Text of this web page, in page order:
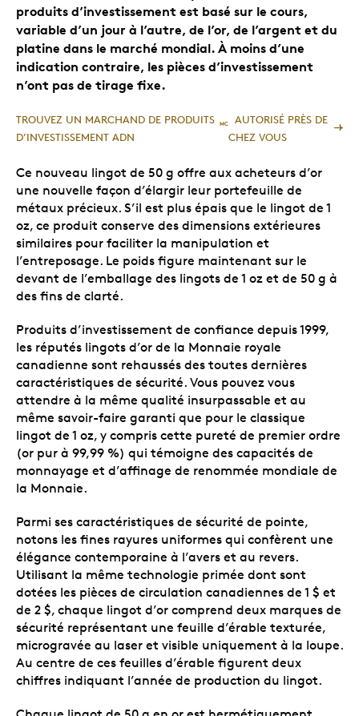
produits d’investissement est basé sur le cours,
variable d’un jour à l’autre, de l’or, de l’argent et du
platine dans le marché mondial. À moins d’une
indication contraire, les pièces d’investissement
n’ont pas de tirage fixe.
TROUVEZ UN MARCHAND DE PRODUITS
D’INVESTISSEMENT ADN
MCAUTORISÉ PRÈS DE
CHEZ VOUS
Ce nouveau lingot de 50 g offre aux acheteurs d’or
une nouvelle façon d’élargir leur portefeuille de
métaux précieux. S’il est plus épais que le lingot de 1
oz, ce produit conserve des dimensions extérieures
similaires pour faciliter la manipulation et
l’entreposage. Le poids figure maintenant sur le
devant de l’emballage des lingots de 1 oz et de 50 g à
des fins de clarté.
Produits d’investissement de confiance depuis 1999,
les réputés lingots d’or de la Monnaie royale
canadienne sont rehaussés des toutes dernières
caractéristiques de sécurité. Vous pouvez vous
attendre à la même qualité insurpassable et au
même savoir-faire garanti que pour le classique
lingot de 1 oz, y compris cette pureté de premier ordre
(or pur à 99,99 %) qui témoigne des capacités de
monnayage et d’affinage de renommée mondiale de
la Monnaie.
Parmi ses caractéristiques de sécurité de pointe,
notons les fines rayures uniformes qui confèrent une
élégance contemporaine à l’avers et au revers.
Utilisant la même technologie primée dont sont
dotées les pièces de circulation canadiennes de 1 $ et
de 2 $, chaque lingot d’or comprend deux marques de
sécurité représentant une feuille d’érable texturée,
microgravée au laser et visible uniquement à la loupe.
Au centre de ces feuilles d’érable figurent deux
chiffres indiquant l’année de production du lingot.